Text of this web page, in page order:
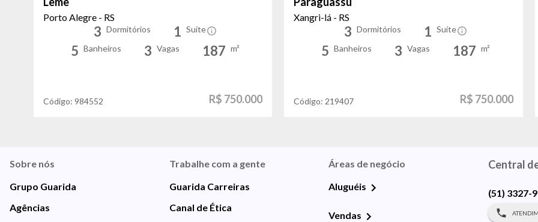
Porto Alegre - RS
3 Dormitórios 1 Suíte
5 Banheiros 3 Vagas 187 m²
Código: 984552 R$ 750.000
Xangri-lá - RS
3 Dormitórios 1 Suíte
5 Banheiros 3 Vagas 187 m²
Código:219407 R$ 750.000
Sobre nós
Grupo Guarida
Agências
Trabalhe com a gente
Guarida Carreiras
Canal de Ética
Áreas de negócio
Aluguéis
Vendas
Central
(51) 3327-